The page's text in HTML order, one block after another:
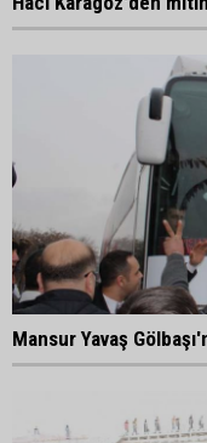
Mansur Yavaş